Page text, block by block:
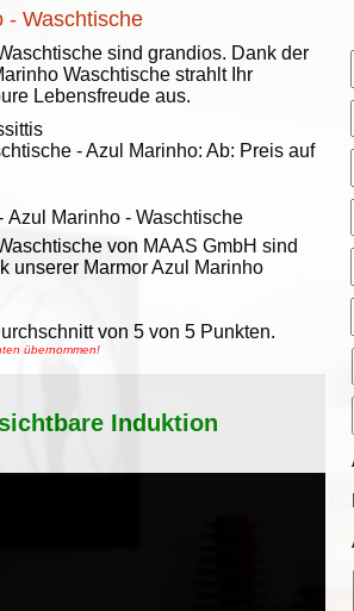
- Waschtische
sind grandios. Dank der
Waschtische strahlt Ihr
Lebensfreude aus.
-Azul Marinho: Ab: Preis auf
Azul Marinho - Waschtische
von MAAS GmbH sind
unserer Marmor Azul Marinho
von 5 von 5 Punkten.
übernommen!
Induktion